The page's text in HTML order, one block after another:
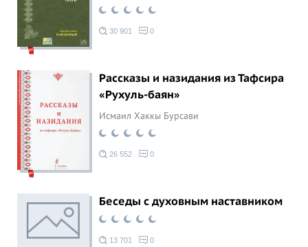
30 901 0
Рассказы и назидания из Тафсира
«Рухуль-баян»
Исмаил Хаккы Бурсави
26 552 0
Беседы с духовным наставником
13 701 0